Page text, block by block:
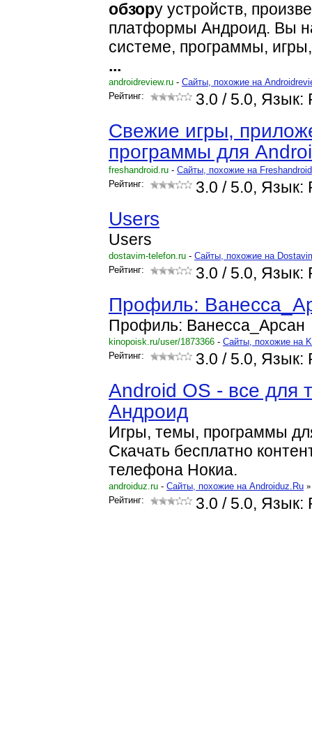
обзору устройств,
платформы Андроид. Вы
системе, программы,
...
androidreview.ru - Cайты, похожие на
Рейтинг:
3.0 / 5.0, Язык:
Свежие игры,
программы для
freshandroid.ru - Cайты, похожие на
Рейтинг:
3.0 / 5.0, Язык:
Users
Users
dostavim-telefon.ru - Cайты, похожие на
Рейтинг:
3.0 / 5.0, Язык:
Профиль:
Профиль: Ванесса_Арсан
kinopoisk.ru/user/1873366 - Cайты, похожие на
Рейтинг:
3.0 / 5.0, Язык:
Android OS - все для
Андроид
Игры, темы, программы
Скачать бесплатно
телефона Нокиа.
androiduz.ru - Cайты, похожие на Androiduz.Ru »
Рейтинг:
3.0 / 5.0, Язык: